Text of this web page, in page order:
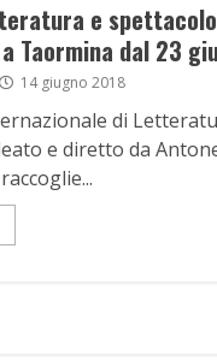
e
Taormina dal 23
14 giugno 2018
di
e diretto da